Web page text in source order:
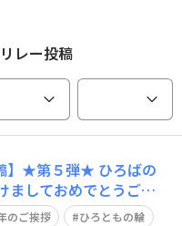
レー投稿
】★第５弾★ ひろばの
情をたまわり、誠にあ
のご挨拶
ひろともの輪